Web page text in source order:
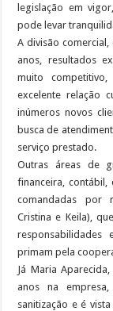
legislação em
pode levar
A divisão
anos, resultados
muito
excelente relação
inúmeros novos
busca de
serviço prestado.
Outras áreas de
financeira, contábil,
comandadas por
Cristina e Keila),
primam pela
Já Maria
anos na
sanitização e é